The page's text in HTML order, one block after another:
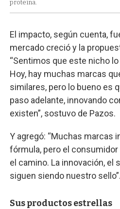
proteína.
El impacto, según cuenta,
mercado creció y la
“Sentimos que este nicho
Hoy, hay muchas marcas
similares, pero lo bueno es
paso adelante, innovando
existen”, sostuvo de Pazos.
Y agregó: “Muchas marcas
fórmula, pero el
el camino. La innovación, el
siguen siendo nuestro sello”.
Sus productos estrellas